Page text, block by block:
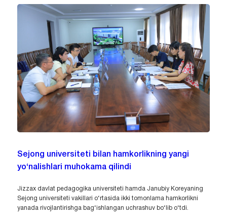
Sejong universiteti bilan hamkorlikning yangi
yo‘nalishlari muhokama qilindi
Jizzax davlat pedagogika universiteti hamda Janubiy Koreyaning
Sejong universiteti vakillari o‘rtasida ikki tomonlama hamkorlikni
yanada rivojlantirishga bag‘ishlangan uchrashuv bo‘lib o‘tdi.